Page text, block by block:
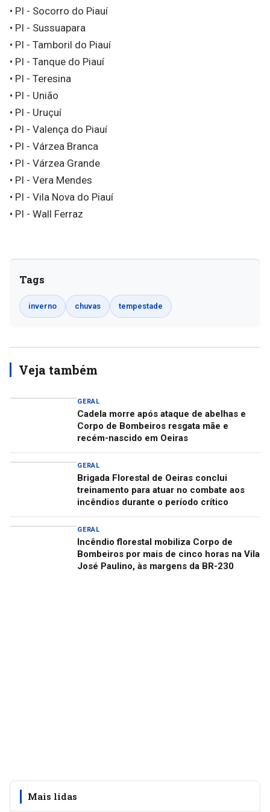
• PI - Socorro do Piauí
• PI - Sussuapara
• PI - Tamboril do Piauí
• PI - Tanque do Piauí
• PI - Teresina
• PI - União
• PI - Uruçuí
• PI - Valença do Piauí
• PI - Várzea Branca
• PI - Várzea Grande
• PI - Vera Mendes
• PI - Vila Nova do Piauí
• PI - Wall Ferraz
Tags
inverno chuvas tempestade
Veja também
GERAL
Cadela morre após ataque de abelhas e
Corpo de Bombeiros resgata mãe e
recém-nascido em Oeiras
GERAL
Brigada Florestal de Oeiras conclui
treinamento para atuar no combate aos
incêndios durante o período crítico
GERAL
Incêndio florestal mobiliza Corpo de
Bombeiros por mais de cinco horas na Vila
José Paulino, às margens da BR-230
Mais lidas